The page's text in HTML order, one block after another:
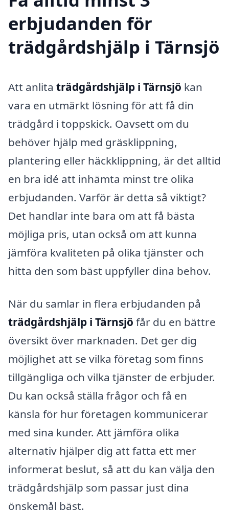
erbjudanden för
trädgårdshjälp i Tärnsjö
Att anlita trädgårdshjälp i Tärnsjö kan
vara en utmärkt lösning för att få din
trädgård i toppskick. Oavsett om du
behöver hjälp med gräsklippning,
plantering eller häckklippning, är det alltid
en bra idé att inhämta minst tre olika
erbjudanden. Varför är detta så viktigt?
Det handlar inte bara om att få bästa
möjliga pris, utan också om att kunna
jämföra kvaliteten på olika tjänster och
hitta den som bäst uppfyller dina behov.
När du samlar in flera erbjudanden på
trädgårdshjälp i Tärnsjö får du en bättre
översikt över marknaden. Det ger dig
möjlighet att se vilka företag som finns
tillgängliga och vilka tjänster de erbjuder.
Du kan också ställa frågor och få en
känsla för hur företagen kommunicerar
med sina kunder. Att jämföra olika
alternativ hjälper dig att fatta ett mer
informerat beslut, så att du kan välja den
trädgårdshjälp som passar just dina
önskemål bäst.